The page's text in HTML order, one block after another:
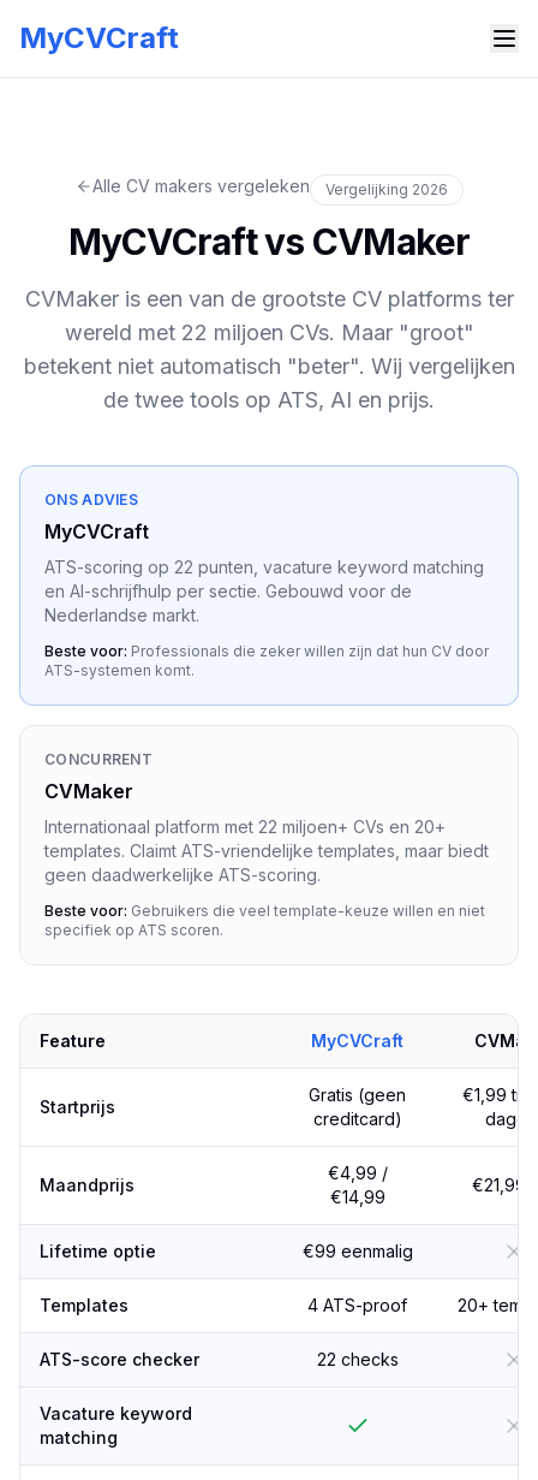
MyCVCraft
Alle CV makers vergeleken Vergelijking 2026
MyCVCraftvs CVMaker
CVMaker is een van de grootste CV platforms ter
wereld met 22 miljoen CVs. Maar "groot"
betekent niet automatisch "beter". Wij vergelijken
de twee tools op ATS, AI en prijs.
ONS ADVIES
MyCVCraft
ATS-scoring op 22 punten, vacature keyword matching
en AI-schrijfhulp per sectie. Gebouwd voor de
Nederlandse markt.
Beste voor: Professionals die zeker willen zijn dat hun CV door
ATS-systemen komt.
CONCURRENT
CVMaker
Internationaal platform met 22 miljoen+ CVs en 20+
templates. Claimt ATS-vriendelijke templates, maar biedt
geen daadwerkelijke ATS-scoring.
Beste voor: Gebruikers die veel template-keuze willen en niet
specifiek op ATS scoren.
Feature MyCVCraft
Startprijs
Gratis (geen
creditcard)
€1,99
Maandprijs
€4,99 /
€14,99
€21,99/
Lifetime optie €99 eenmalig
Templates 4 ATS-proof 20+
ATS-score checker 22 checks
Vacature keyword
matching